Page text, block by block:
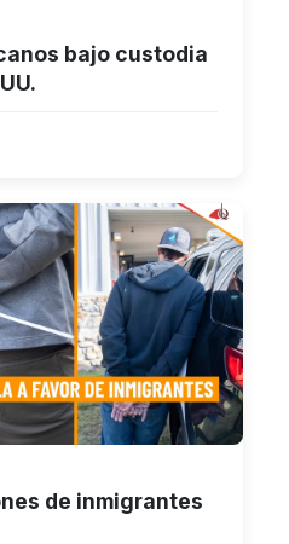
bajo custodia
de inmigrantes